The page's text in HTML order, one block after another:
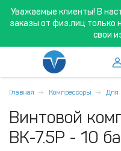
Уважаемые клиенты! В
заказы от физ.лиц только
свои
Главная Компрессоры Для
Винтовой
ВК-7.5Р - 10